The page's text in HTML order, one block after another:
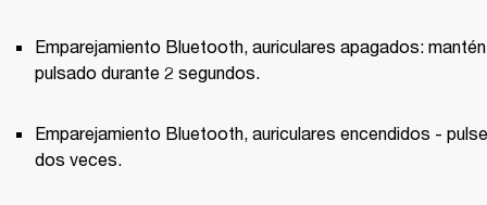
Emparejamiento Bluetooth, auriculares apagados: mantén
pulsado durante 2 segundos.
Emparejamiento Bluetooth, auriculares encendidos - pulse
dos veces.